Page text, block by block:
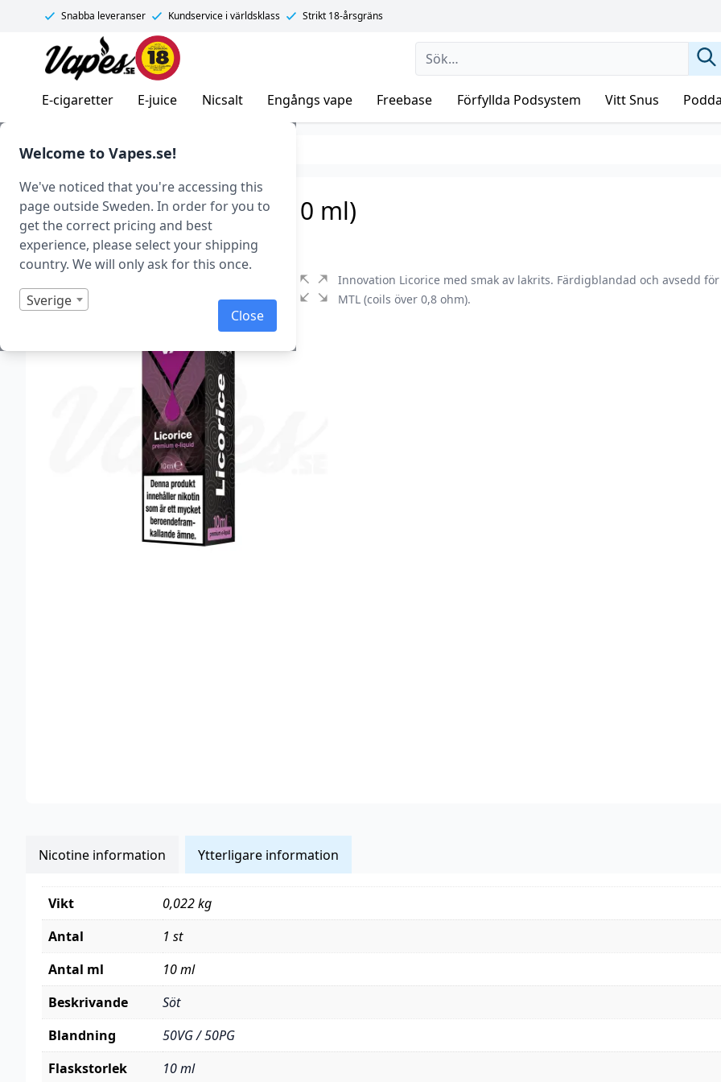
Welcome to Vapes.se!
We've noticed that you're accessing this
page outside Sweden. In order for you to
get the correct pricing and best
experience, please select your shipping
country. We will only ask for this once.
Sverige
Close
Snabba leveranser Kundservice i världsklass Strikt 18-årsgräns
Vapes.se
E-cigaretter E-juice Nicsalt Engångs vape Freebase Förfyllda Podsystem Vitt Snus
E-juice E-juice med nikotin
Innovation – Licorice (10 ml)
Art.nr: 40525
Innovation Licorice med smak av lakrits. Färdigblandad och avsedd för
MTL (coils över 0,8 ohm).
Nicotine information Ytterligare information
Vikt
0,022 kg
Antal
1 st
Antal ml
10 ml
Beskrivande
Söt
Blandning
50VG / 50PG
Flaskstorlek
10 ml